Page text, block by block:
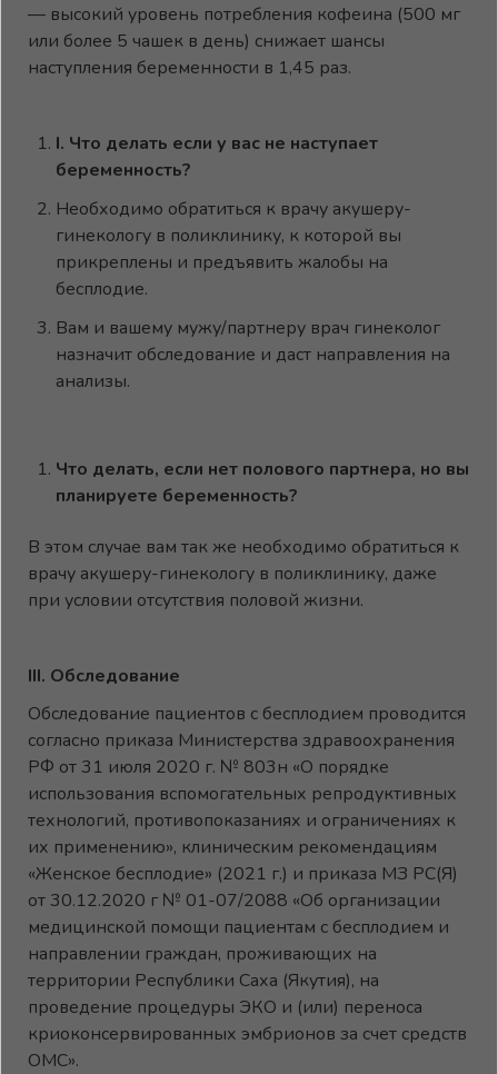
— высокий уровень потребления кофеина (500 мг
или более 5 чашек в день) снижает шансы
наступления беременности в 1,45 раз.
I. Что делать если у вас не наступает
беременность?
Необходимо обратиться к врачу акушеру-
гинекологу в поликлинику, к которой вы
прикреплены и предъявить жалобы на
бесплодие.
Вам и вашему мужу/партнеру врач гинеколог
назначит обследование и даст направления на
анализы.
Что делать, если нет полового партнера, но вы
планируете беременность?
В этом случае вам так же необходимо обратиться к
врачу акушеру-гинекологу в поликлинику, даже
при условии отсутствия половой жизни.
III. Обследование
Обследование пациентов с бесплодием проводится
согласно приказа Министерства здравоохранения
РФ от 31 июля 2020 г. № 803н «О порядке
использования вспомогательных репродуктивных
технологий, противопоказаниях и ограничениях к
их применению», клиническим рекомендациям
«Женское бесплодие» (2021 г.) и приказа МЗ РС(Я)
от 30.12.2020 г № 01-07/2088 «Об организации
медицинской помощи пациентам с бесплодием и
направлении граждан, проживающих на
территории Республики Саха (Якутия), на
проведение процедуры ЭКО и (или) переноса
криоконсервированных эмбрионов за счет средств
ОМС».